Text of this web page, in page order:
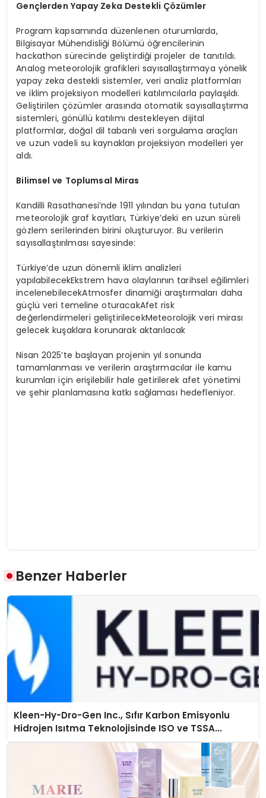
Gençlerden Yapay Zeka Destekli Çözümler
Program kapsamında düzenlenen oturumlarda,
Bilgisayar Mühendisliği Bölümü öğrencilerinin
hackathon sürecinde geliştirdiği projeler de tanıtıldı.
Analog meteorolojik grafikleri sayısallaştırmaya yönelik
yapay zeka destekli sistemler, veri analiz platformları
ve iklim projeksiyon modelleri katılımcılarla paylaşıldı.
Geliştirilen çözümler arasında otomatik sayısallaştırma
sistemleri, gönüllü katılımı destekleyen dijital
platformlar, doğal dil tabanlı veri sorgulama araçları
ve uzun vadeli su kaynakları projeksiyon modelleri yer
aldı.
Bilimsel ve Toplumsal Miras
Kandilli Rasathanesi’nde 1911 yılından bu yana tutulan
meteorolojik graf kayıtları, Türkiye’deki en uzun süreli
gözlem serilerinden birini oluşturuyor. Bu verilerin
sayısallaştırılması sayesinde:
Türkiye’de uzun dönemli iklim analizleri
yapılabilecekEkstrem hava olaylarının tarihsel eğilimleri
incelenebilecekAtmosfer dinamiği araştırmaları daha
güçlü veri temeline oturacakAfet risk
değerlendirmeleri geliştirilecekMeteorolojik veri mirası
gelecek kuşaklara korunarak aktarılacak
Nisan 2025’te başlayan projenin yıl sonunda
tamamlanması ve verilerin araştırmacılar ile kamu
kurumları için erişilebilir hale getirilerek afet yönetimi
ve şehir planlamasına katkı sağlaması hedefleniyor.
Benzer Haberler
Kleen-Hy-Dro-Gen Inc., Sıfır Karbon Emisyonlu
Hidrojen Isıtma Teknolojisinde ISO ve TSSA
Düzenleyici Onaylarını Aldı